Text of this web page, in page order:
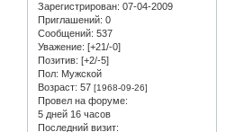
Зарегистрирован: 07-04-2009
Приглашений: 0
Сообщений: 537
Уважение: [+21/-0]
Позитив: [+2/-5]
Пол: Мужской
Возраст: 57 [1968-09-26]
Провел на форуме:
5 дней 16 часов
Последний визит: